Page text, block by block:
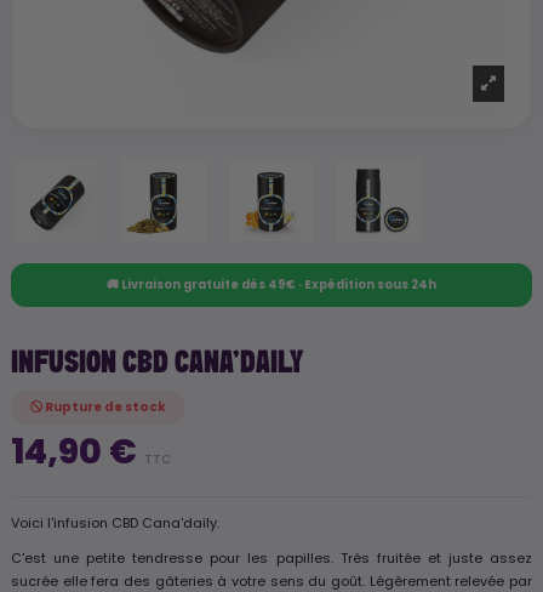
🚚 Livraison gratuite dès 49€ · Expédition sous 24h
INFUSION CBD CANA'DAILY
Rupture de stock
14,90 € TTC
Voici l'infusion CBD Cana'daily.
C'est une petite tendresse pour les papilles. Très fruitée et juste assez
sucrée elle fera des gâteries à votre sens du goût. Légèrement relevée par